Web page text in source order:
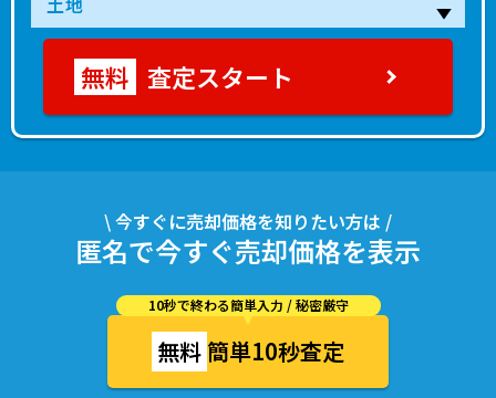
査定スタート
\ 今すぐに売却価格を知りたい方は /
匿名で今すぐ売却価格を表示
10秒で終わる簡単入力 / 秘密厳守
無料簡単10秒査定